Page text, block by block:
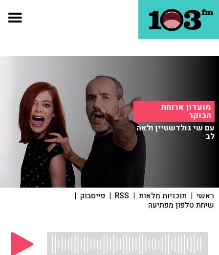
מועדון ארוחת
הבוקר
עם שי גולדשטיין ולאה
לב
ראשי | תוכניות מלאות |
RSS
| פייסבוק |
שיחת טלפון מפתיעה